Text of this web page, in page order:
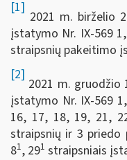
[1]
2021 m. birželio
įstatymo Nr. IX-569
straipsnių pakeitimo
[2]
2021 m. gruodžio
įstatymo Nr. IX-569
16, 17, 18, 19, 21,
straipsnių ir 3
81, 291 straipsniais